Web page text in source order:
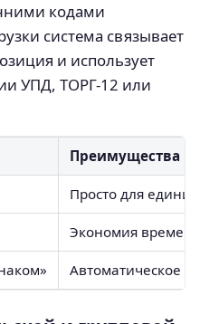
кодами
система связывает
и использует
УПД, ТОРГ-12 или
Преимущества
Просто для
Экономия
Автоматическое